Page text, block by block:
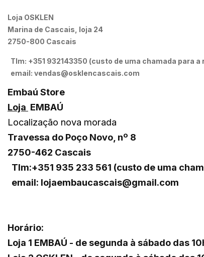
Loja OSKLEN
Marina de Cascais, loja 24
2750-800 Cascais
Tlm: +351 932143350 (custo de uma chamada para a
email: vendas@osklencascais.com
Embaú Store
Loja EMBAÚ
Localização nova morada
Travessa do Poço Novo, nº 8
2750-462 Cascais
Tlm:+351 935 233 561 (custo de uma
email: lojaembaucascais@gmail.com
Horário:
Loja 1 EMBAÚ - de segunda à sábado das